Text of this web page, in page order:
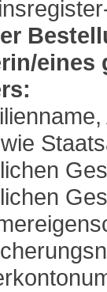
eines